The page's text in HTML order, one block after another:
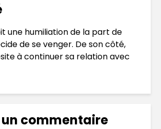
une humiliation de la part de
de se venger. De son côté,
à continuer sa relation avec
commentaire